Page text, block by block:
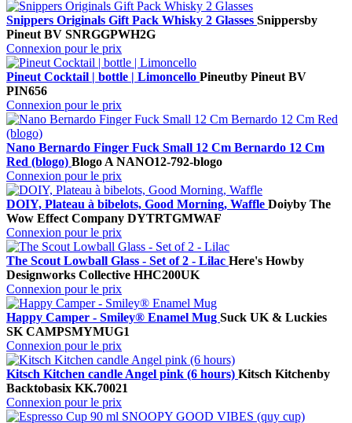
Snippers Originals Gift Pack Whisky 2 Glasses Snippersby
Pineut BV SNRGGPWH2G
Connexion pour le prix
Pineut Cocktail | bottle | Limoncello Pineutby Pineut BV
PIN656
Connexion pour le prix
Nano Bernardo Finger Fuck Small 12 Cm Bernardo 12 Cm
Red (blogo) Blogo A NANO12-792-blogo
Connexion pour le prix
DOIY, Plateau à bibelots, Good Morning, Waffle Doiyby The
Wow Effect Company DYTRTGMWAF
Connexion pour le prix
The Scout Lowball Glass - Set of 2 - Lilac Here's Howby
Designworks Collective HHC200UK
Connexion pour le prix
Happy Camper - Smiley® Enamel Mug Suck UK & Luckies
SK CAMPSMYMUG1
Connexion pour le prix
Kitsch Kitchen candle Angel pink (6 hours) Kitsch Kitchenby
Backtobasix KK.70021
Connexion pour le prix